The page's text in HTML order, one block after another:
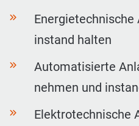
instand halten
Automatisierte
nehmen und
Elektrotechnische